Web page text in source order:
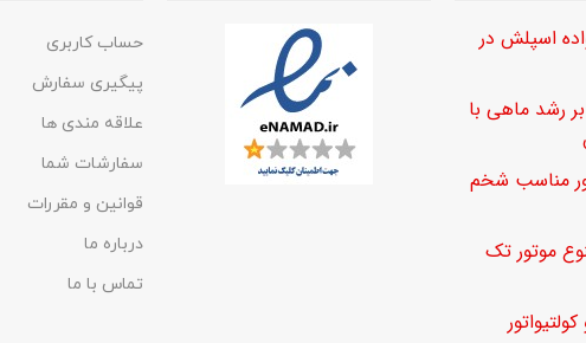
اسپلش در
رشد ماهی با
مناسب شخم
موتور تک
حساب کاربری
پیگیری سفارش
علاقه مندی ها
سفارشات شما
قوانین و مقررات
درباره ما
تماس با ما